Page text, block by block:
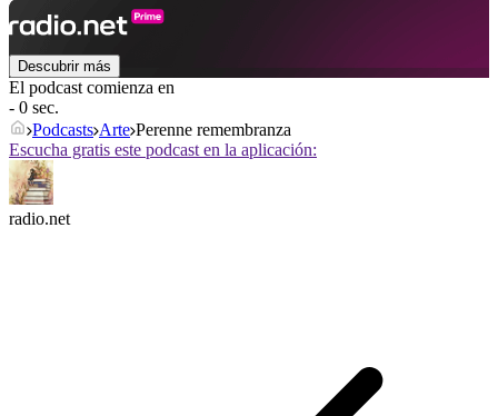
Descubrir más
El podcast comienza en
- 0 sec.
Podcasts Arte Perenne remembranza
Escucha gratis este podcast en la aplicación:
radio.net